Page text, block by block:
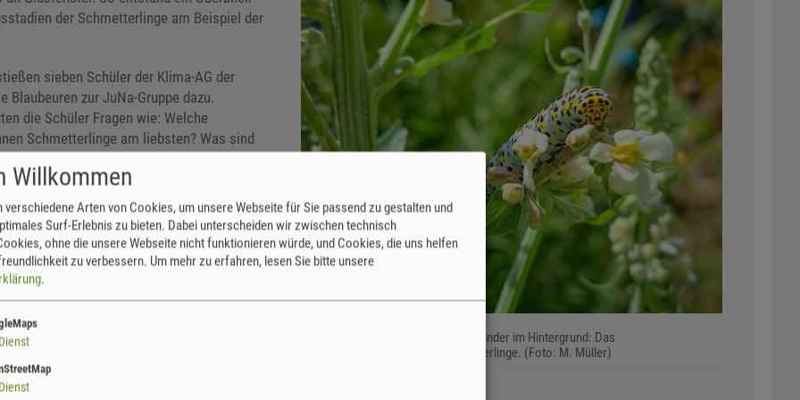
Entspannte Raupe und entspannte Kinder im Hintergrund: Das
ArtenforscherInnen-Camp Schmetterlinge. (Foto: M. Müller)
der Schmetterlinge am Beispiel der
sieben Schüler der Klima-AG der
Blaubeuren zur JuNa-Gruppe dazu.
die Schüler Fragen wie: Welche
Schmetterlinge am liebsten? Was sind
-zyklen verschiedener Tagfalter? Welche
vor und welche davon sind
Wanderungen in der neuen Umgebung
für viel Abwechslung.
des BUND Blaubeuren trafen sich die JuNa-
und absolvierten gemeinsam einen
die Wiese vor dem Naturfreundehaus in
zu mähen. Die Gräser und Kräuter dort
ideale Voraussetzung, damit die Mahd mit der Sense gelingt.
Willkommen
verschiedene Arten von Cookies, um unsere Webseite für Sie passend zu gestalten und
Surf-Erlebnis zu bieten. Dabei unterscheiden wir zwischen technisch
ohne die unsere Webseite nicht funktionieren würde, und Cookies, die uns helfen
zu verbessern. Um mehr zu erfahren, lesen Sie bitte unsere
.
Dienst
Dienst